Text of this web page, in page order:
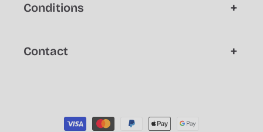
Conditions
Contact
de